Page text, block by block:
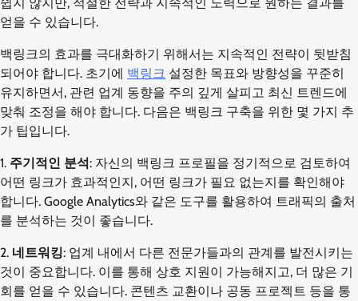
얻을 수 있습니다.
백링크의 효과를 극대화하기 위해서는 지속적인 전략이 뒷받침
되어야 합니다. 초기에 백링크 설정한 목표와 방향성을 꾸준히
유지하면서, 관련 업계 동향을 주의 깊게 살피고 최신 트렌드에
맞춰 조정을 해야 합니다. 다음은 백링크 구축을 위한 몇 가지 추
가 팁입니다.
1. 주기적인 분석: 자신의 백링크 프로필을 정기적으로 검토하여
어떤 링크가 효과적인지, 어떤 링크가 필요 없는지를 확인해야
합니다. Google Analytics와 같은 도구를 활용하여 트래픽의 출처
를 분석하는 것이 좋습니다.
2. 네트워킹: 업계 내에서 다른 전문가들과의 관계를 발전시키는
것이 중요합니다. 이를 통해 상호 지원이 가능해지고, 더 많은 기
회를 얻을 수 있습니다. 콘텐츠 교환이나 공동 프로젝트 등을 통